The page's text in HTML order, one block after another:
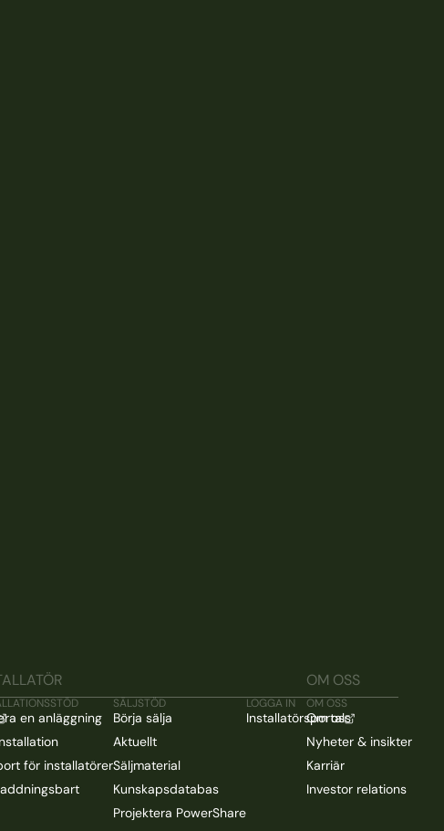
en anläggning
för installatörer
SÄLJSTÖD
Börja sälja
Aktuellt
Säljmaterial
Kunskapsdatabas
Projektera PowerShare
LOGGA IN
Installatörsportal
OM OSS
OM OSS
Om oss
Nyheter & insikter
Karriär
Investor relations